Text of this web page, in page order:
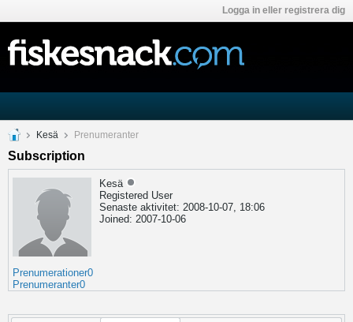
Logga in eller registrera dig
Kesä Prenumeranter
Subscription
Kesä
Registered User
Senaste aktivitet: 2008-10-07, 18:06
Joined: 2007-10-06
Prenumerationer0
Prenumeranter0